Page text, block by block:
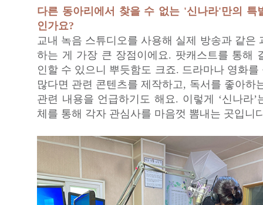
다른 동아리에서 찾을 수 없는 '신나라'만의 특
인가요?
교내 녹음 스튜디오를 사용해 실제 방송과 같은
하는 게 가장 큰 장점이에요. 팟캐스트를 통해
인할 수 있으니 뿌듯함도 크죠. 드라마나 영화를
많다면 관련 콘텐츠를 제작하고, 독서를 좋아하
관련 내용을 언급하기도 해요. 이렇게 ‘신나라’
체를 통해 각자 관심사를 마음껏 뽐내는 곳입니